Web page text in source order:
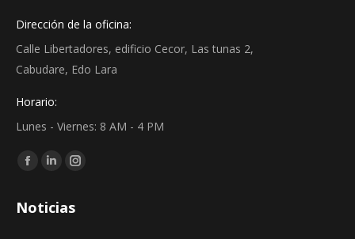
Dirección de la oficina:
Calle Libertadores, edificio Cecor, Las tunas 2,
Cabudare, Edo Lara
Horario:
Lunes - Viernes: 8 AM - 4 PM
Find us on:
Facebook
opens
Linkedin
opens
Instagram
opens
Noticias